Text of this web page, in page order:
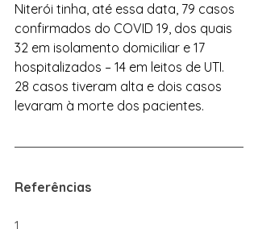
Niterói tinha, até essa data, 79 casos
confirmados do COVID 19, dos quais
32 em isolamento domiciliar e 17
hospitalizados – 14 em leitos de UTI.
28 casos tiveram alta e dois casos
levaram à morte dos pacientes.
Referências
1